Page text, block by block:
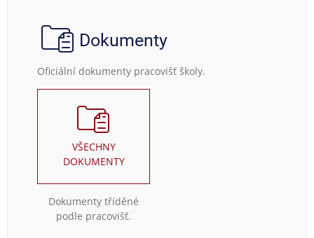
Dokumenty
Oficiální dokumenty pracovišť školy.
VŠECHNY
DOKUMENTY
Dokumenty tříděné
podle pracovišť.